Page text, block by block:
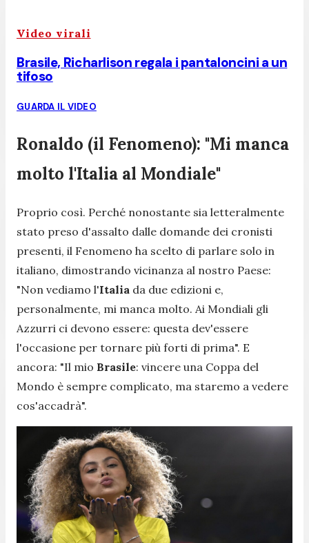
Video virali
Brasile, Richarlison regala i pantaloncini a un
tifoso
GUARDA IL VIDEO
Ronaldo (il Fenomeno): "Mi manca
molto l'Italia al Mondiale"
Proprio così. Perché nonostante sia letteralmente
stato preso d'assalto dalle domande dei cronisti
presenti, il Fenomeno ha scelto di parlare solo in
italiano, dimostrando vicinanza al nostro Paese:
"Non vediamo l'Italia da due edizioni e,
personalmente, mi manca molto. Ai Mondiali gli
Azzurri ci devono essere: questa dev'essere
l'occasione per tornare più forti di prima". E
ancora: "Il mio Brasile: vincere una Coppa del
Mondo è sempre complicato, ma staremo a vedere
cos'accadrà".